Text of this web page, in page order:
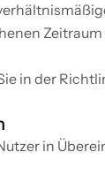
in der
in